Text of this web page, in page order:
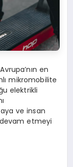
en
mikromobilite
elektrikli
ve insan
etmeyi